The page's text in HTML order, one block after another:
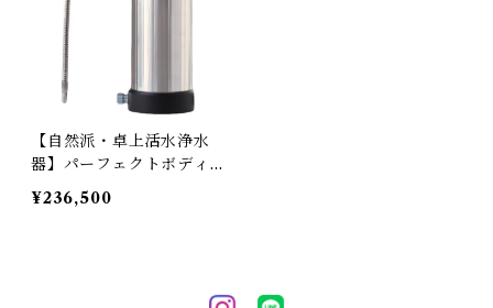
【自然派・卓上活水浄水
器】パーフェクトボディウ
ォーター G-1｜山の湧き
水を自宅で再現！
¥236,500